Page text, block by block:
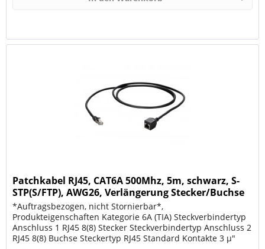
Patchkabel RJ45, CAT6A 500Mhz, 5m, schwarz, S-
STP(S/FTP), AWG26, Verlängerung Stecker/Buchse
*Auftragsbezogen, nicht Stornierbar*,
Produkteigenschaften Kategorie 6A (TIA) Steckverbindertyp
Anschluss 1 RJ45 8(8) Stecker Steckverbindertyp Anschluss 2
RJ45 8(8) Buchse Steckertyp RJ45 Standard Kontakte 3 µ"